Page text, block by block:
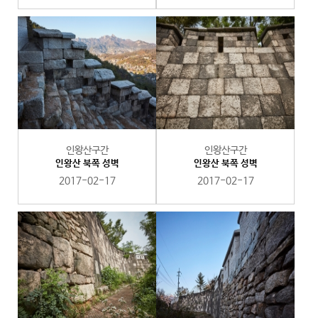
인왕산구간
인왕산 북쪽 성벽
2017-02-17
인왕산구간
인왕산 북쪽 성벽
2017-02-17